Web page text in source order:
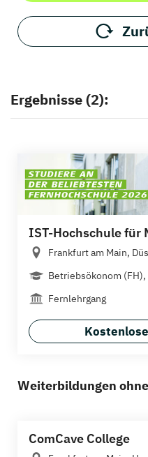
Ergebnisse (2):
IST-Hochschule für
Frankfurt am Main,
Betriebsökonom
Fernlehrgang
Weiterbildungen
ComCave College